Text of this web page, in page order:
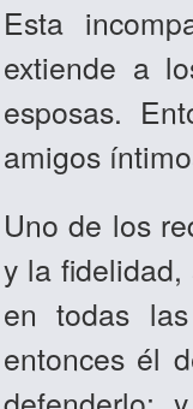
Esta
extiende a
esposas.
amigos
Uno de los
y la
en todas
entonces él